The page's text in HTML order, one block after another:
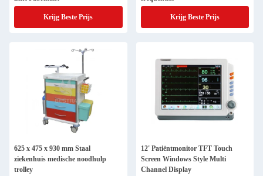
Krijg Beste Prijs Krijg Beste Prijs
625 x 475 x 930 mm Staal
ziekenhuis medische noodhulp
trolley
12' Patiëntmonitor TFT Touch
Screen Windows Style Multi
Channel Display